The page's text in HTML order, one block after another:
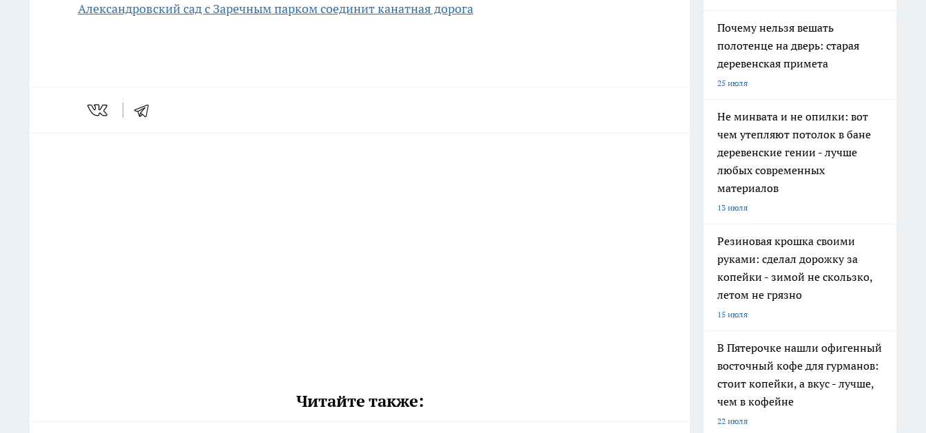
Александровский сад с Заречным парком соединит канатная дорога
Читайте также:
Почему нельзя вешать
полотенце на дверь: старая
деревенская примета
25 июля
Не минвата и не опилки: вот
чем утепляют потолок в бане
деревенские гении - лучше
любых современных
материалов
13 июля
Резиновая крошка своими
руками: сделал дорожку за
копейки - зимой не скользко,
летом не грязно
15 июля
В Пятерочке нашли офигенный
восточный кофе для гурманов:
стоит копейки, а вкус - лучше,
чем в кофейне
22 июля